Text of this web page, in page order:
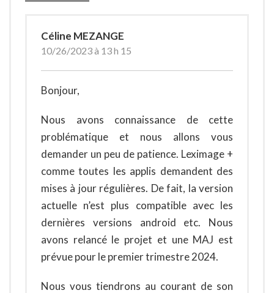
Céline MEZANGE
10/26/2023 à 13 h 15
Bonjour,
Nous avons connaissance de cette
problématique et nous allons vous
demander un peu de patience. Leximage +
comme toutes les applis demandent des
mises à jour régulières. De fait, la version
actuelle n’est plus compatible avec les
dernières versions android etc. Nous
avons relancé le projet et une MAJ est
prévue pour le premier trimestre 2024.
Nous vous tiendrons au courant de son